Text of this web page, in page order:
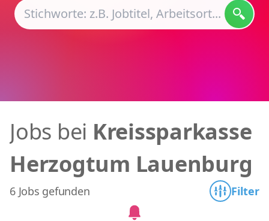
Jobs bei Kreissparkasse
Herzogtum Lauenburg
6 Jobs gefunden Filter